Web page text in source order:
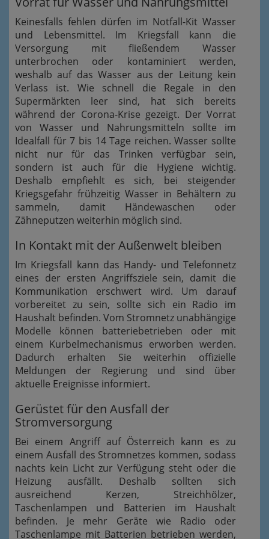
Keinesfalls fehlen dürfen im Notfall-Kit Wasser
und Lebensmittel. Im Kriegsfall kann die
Versorgung mit fließendem Wasser
unterbrochen oder kontaminiert werden,
weshalb auf das Wasser aus der Leitung kein
Verlass ist. Wie schnell die Regale in den
Supermärkten leer sind, hat sich bereits
während der Corona-Krise gezeigt. Der Vorrat
von Wasser und Nahrungsmitteln sollte im
Idealfall für 7 bis 14 Tage reichen. Wasser sollte
nicht nur für das Trinken verfügbar sein,
sondern ist auch für die Hygiene wichtig.
Deshalb empfiehlt es sich, bei steigender
Kriegsgefahr frühzeitig Wasser in Behältern zu
sammeln, damit Händewaschen oder
Zähneputzen weiterhin möglich sind.
In Kontakt mit der Außenwelt bleiben
Im Kriegsfall kann das Handy- und Telefonnetz
eines der ersten Angriffsziele sein, damit die
Kommunikation erschwert wird. Um darauf
vorbereitet zu sein, sollte sich ein Radio im
Haushalt befinden. Vom Stromnetz unabhängige
Modelle können batteriebetrieben oder mit
einem Kurbelmechanismus erworben werden.
Dadurch erhalten Sie weiterhin offizielle
Meldungen der Regierung und sind über
aktuelle Ereignisse informiert.
Gerüstet für den Ausfall der
Stromversorgung
Bei einem Angriff auf Österreich kann es zu
einem Ausfall des Stromnetzes kommen, sodass
nachts kein Licht zur Verfügung steht oder die
Heizung ausfällt. Deshalb sollten sich
ausreichend Kerzen, Streichhölzer,
Taschenlampen und Batterien im Haushalt
befinden. Je mehr Geräte wie Radio oder
Taschenlampe mit Batterien betrieben werden,